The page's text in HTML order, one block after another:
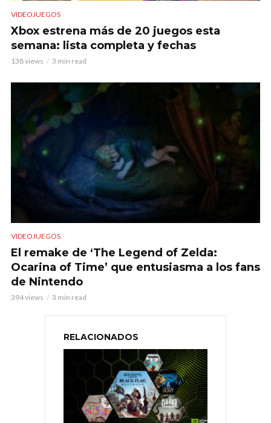
VIDEOJUEGOS
Xbox estrena más de 20 juegos esta
semana: lista completa y fechas
138 views 3 min read
VIDEOJUEGOS
El remake de ‘The Legend of Zelda:
Ocarina of Time’ que entusiasma a los fans
de Nintendo
394 views 3 min read
RELACIONADOS